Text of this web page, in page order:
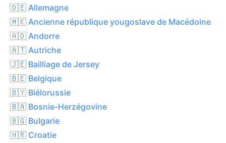
🇩🇪 Allemagne
🇲🇰 Ancienne république yougoslave de Macédoine
🇦🇩 Andorre
🇦🇹 Autriche
🇯🇪 Bailliage de Jersey
🇧🇪 Belgique
🇧🇾 Biélorussie
🇧🇦 Bosnie-Herzégovine
🇧🇬 Bulgarie
🇭🇷 Croatie